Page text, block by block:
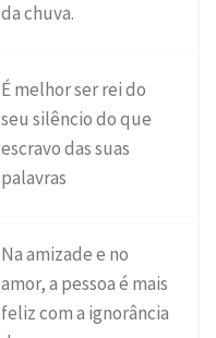
da chuva.
É melhor ser rei do
seu silêncio do que
escravo das suas
palavras
Na amizade e no
amor, a pessoa é mais
feliz com a ignorância